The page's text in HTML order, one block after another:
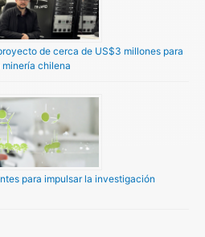
de cerca de US$3 millones para
chilena
para impulsar la investigación